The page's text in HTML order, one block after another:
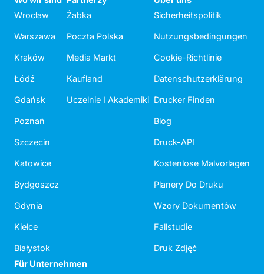
Wrocław
Warszawa
Kraków
Łódź
Gdańsk
Poznań
Szczecin
Katowice
Bydgoszcz
Gdynia
Kielce
Białystok
Żabka
Poczta Polska
Media Markt
Kaufland
Uczelnie I Akademiki
Sicherheitspolitik
Nutzungsbedingungen
Cookie-Richtlinie
Datenschutzerklärung
Drucker Finden
Blog
Druck-API
Kostenlose Malvorlagen
Planery Do Druku
Wzory Dokumentów
Fallstudie
Druk Zdjęć
Für Unternehmen